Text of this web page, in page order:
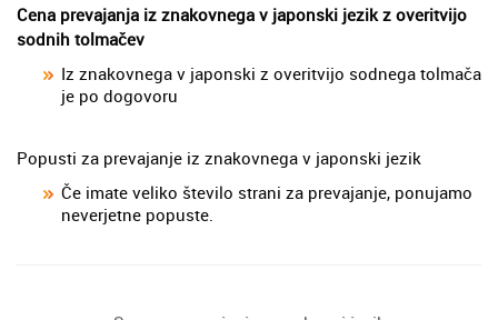
Cena prevajanja iz znakovnega v japonski jezik z overitvijo
sodnih tolmačev
Iz znakovnega v japonski z overitvijo sodnega tolmača
je po dogovoru
Popusti za prevajanje iz znakovnega v japonski jezik
Če imate veliko število strani za prevajanje, ponujamo
neverjetne popuste.